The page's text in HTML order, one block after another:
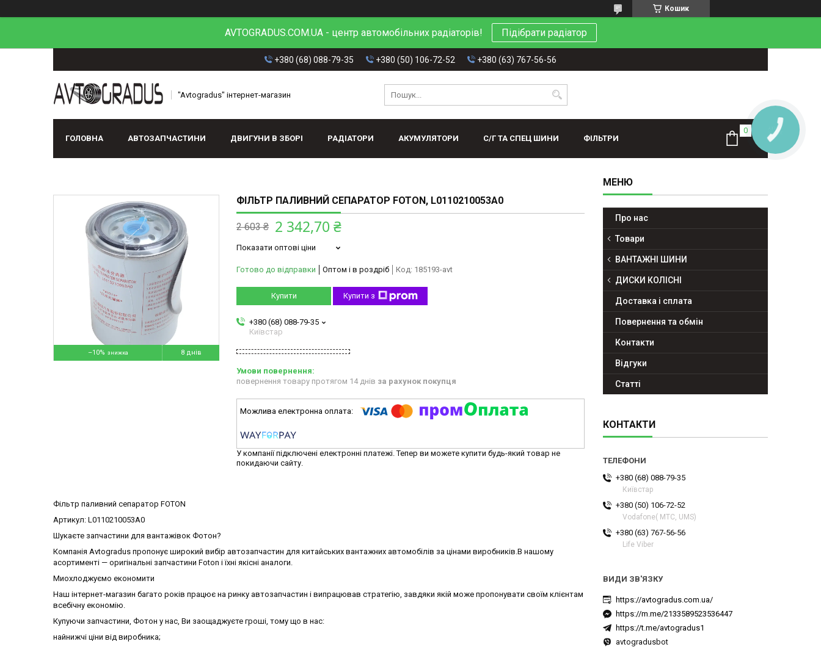
Кошик
AVTOGRADUS.COM.UA - центр автомобільних радіаторів! Підібрати радіатор
+380 (68) 088-79-35 +380 (50) 106-72-52 +380 (63) 767-56-56
"Avtogradus" інтернет-магазин
ГОЛОВНА АВТОЗАПЧАСТИНИ ДВИГУНИ В ЗБОРІ РАДІАТОРИ АКУМУЛЯТОРИ С/Г ТА СПЕЦ ШИНИ ФІЛЬТРИ
–10% 8 днів
ФІЛЬТР ПАЛИВНИЙ СЕПАРАТОР FOTON, L0110210053A0
2 603 ₴ 2 342,70 ₴
Показати оптові ціни
Готово до відправки Оптом і в роздріб Код: 185193-avt
Купити Купити з
+380 (68) 088-79-35
Київстар
повернення товару протягом 14 днів за рахунок покупця
У компанії підключені електронні платежі. Тепер ви можете купити будь-який товар не
покидаючи сайту.
Фільтр паливний сепаратор FOTON
Артикул: L0110210053A0
Шукаєте запчастини для вантажівок Фотон?
Компанія Avtogradus пропонує широкий вибір автозапчастин для китайських вантажних автомобілів за цінами виробників.В нашому
асортименті — оригінальні запчастини Foton і їхні якісні аналоги.
Миохлоджуємо економити
Наш інтернет-магазин багато років працює на ринку автозапчастин і випрацював стратегію, завдяки якій може пропонувати своїм клієнтам
всебічну економію.
Купуючи запчастини, Фотон у нас, Ви заощаджуєте гроші, тому що в нас:
найнижчі ціни від виробника;
Про нас
Товари
ВАНТАЖНІ ШИНИ
ДИСКИ КОЛІСНІ
Доставка і сплата
Повернення та обмін
Контакти
Відгуки
Статті
КОНТАКТИ
+380 (68) 088-79-35
Київстар
+380 (50) 106-72-52
Vodafone( МТС, UMS)
+380 (63) 767-56-56
Life Viber
https://avtogradus.com.ua/
https://m.me/2133589523536447
https://t.me/avtogradus1
avtogradusbot
КНОПКА
ЗВ'ЯЗКУ